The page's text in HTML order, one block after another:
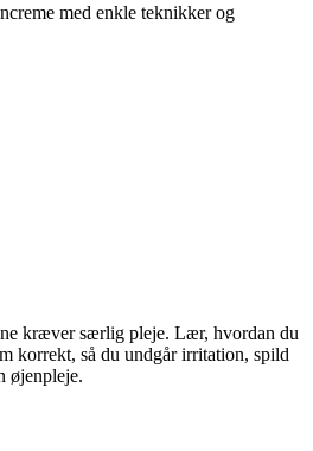
med enkle teknikker og
kræver særlig pleje. Lær, hvordan du
korrekt, så du undgår irritation, spild
øjenpleje.